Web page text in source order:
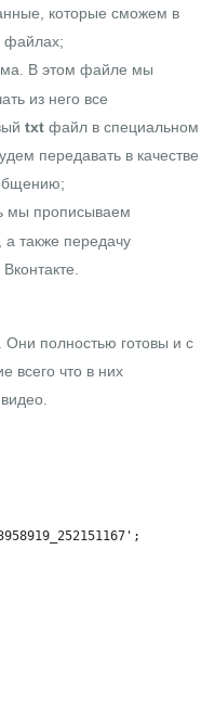
которые сможем в
файлах;
В этом файле мы
из него все
txt файл в специальном
передавать в качестве
мы прописываем
а также передачу
полностью готовы и с
всего что в них